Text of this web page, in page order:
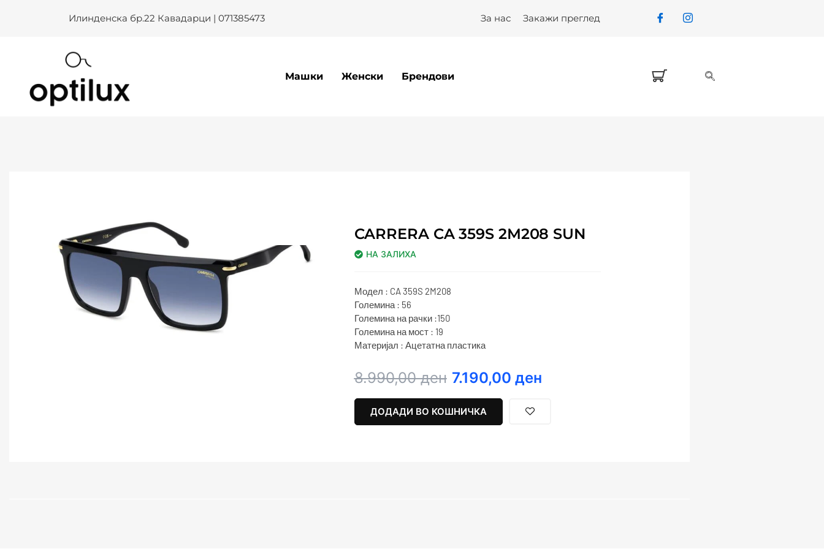
Илинденска бр.22 Кавадарци | 071385473 За нас Закажи преглед
Машки Женски Брендови
CARRERA CA 359S 2M208 SUN
НА ЗАЛИХА
Модел : CA 359S 2M208
Големина : 56
Големина на рачки :150
Големина на мост : 19
Материјал : Ацетатна пластика
8.990,00ден
Original
was:
8.990,00 ден.
7.190,00 ден
Current
7.190,00 ден.
ДОДАДИ ВО КОШНИЧКА